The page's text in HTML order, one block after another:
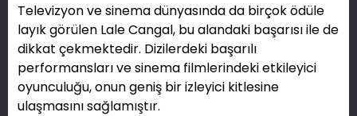
Televizyon ve sinema dünyasında da birçok ödüle
layık görülen Lale Cangal, bu alandaki başarısı ile de
dikkat çekmektedir. Dizilerdeki başarılı
performansları ve sinema filmlerindeki etkileyici
oyunculuğu, onun geniş bir izleyici kitlesine
ulaşmasını sağlamıştır.